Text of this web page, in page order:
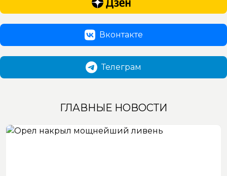
Вконтакте
Телеграм
ГЛАВНЫЕ НОВОСТИ